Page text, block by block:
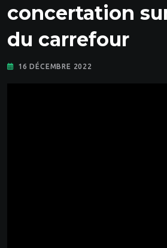
concertation
du carrefour
16 DÉCEMBRE 2022